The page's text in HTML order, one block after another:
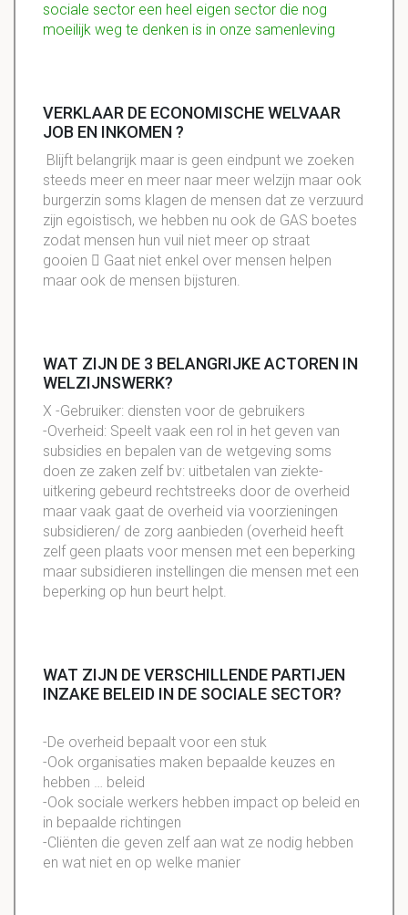
sociale sector een heel eigen sector die nog
moeilijk weg te denken is in onze samenleving
VERKLAAR DE ECONOMISCHE WELVAAR
JOB EN INKOMEN ?
Blijft belangrijk maar is geen eindpunt we zoeken
steeds meer en meer naar meer welzijn maar ook
burgerzin soms klagen de mensen dat ze verzuurd
zijn egoistisch, we hebben nu ook de GAS boetes
zodat mensen hun vuil niet meer op straat
gooien  Gaat niet enkel over mensen helpen
maar ook de mensen bijsturen.
WAT ZIJN DE 3 BELANGRIJKE ACTOREN IN
WELZIJNSWERK?
X -Gebruiker: diensten voor de gebruikers
-Overheid: Speelt vaak een rol in het geven van
subsidies en bepalen van de wetgeving soms
doen ze zaken zelf bv: uitbetalen van ziekte-
uitkering gebeurd rechtstreeks door de overheid
maar vaak gaat de overheid via voorzieningen
subsidieren/ de zorg aanbieden (overheid heeft
zelf geen plaats voor mensen met een beperking
maar subsidieren instellingen die mensen met een
beperking op hun beurt helpt.
WAT ZIJN DE VERSCHILLENDE PARTIJEN
INZAKE BELEID IN DE SOCIALE SECTOR?
-De overheid bepaalt voor een stuk
-Ook organisaties maken bepaalde keuzes en
hebben … beleid
-Ook sociale werkers hebben impact op beleid en
in bepaalde richtingen
-Cliënten die geven zelf aan wat ze nodig hebben
en wat niet en op welke manier